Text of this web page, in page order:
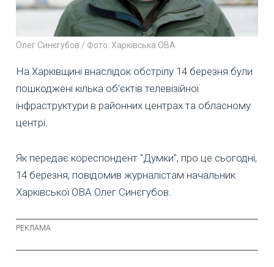
Олег Синєгубов / Фото: Харківська ОВА
На Харківщині внаслідок обстрілу 14 березня були
пошкоджені кілька об’єктів телевізійної
інфраструктури в районних центрах та обласному
центрі.
Як передає кореспондент "Думки", про це сьогодні,
14 березня, повідомив журналістам начальник
Харківської ОВА Олег Синєгубов.